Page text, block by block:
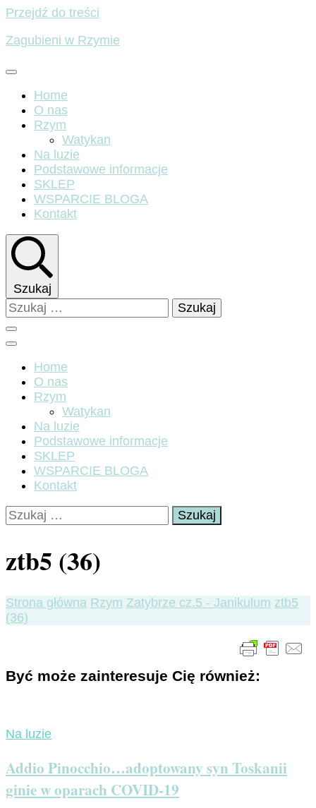
Przejdź do treści
Zagubieni w Rzymie
Home
O nas
Rzym
Watykan
Na luzie
Podstawowe informacje
SKLEP
WSPARCIE BLOGA
Kontakt
Szukaj
Szukaj:
Home
O nas
Rzym
Watykan
Na luzie
Podstawowe informacje
SKLEP
WSPARCIE BLOGA
Kontakt
Szukaj:
ztb5 (36)
Strona główna Rzym Zatybrze cz.5 - Janikulum ztb5
(36)
Być może zainteresuje Cię również:
Na luzie
Addio Pinocchio…adoptowany syn Toskanii
ginie w oparach COVID-19